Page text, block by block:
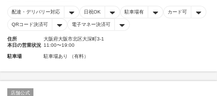
配達・デリバリー対応 日祝OK 駐車場有 カード可
QRコード決済可 電子マネー決済可
住所
大阪府大阪市北区大深町3-1
本日の営業状況 11:00〜19:00
駐車場 駐車場あり （有料）
店舗公式